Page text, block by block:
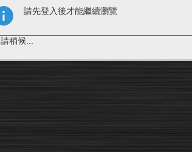
請先登入後才能繼續瀏覽
請稍候...